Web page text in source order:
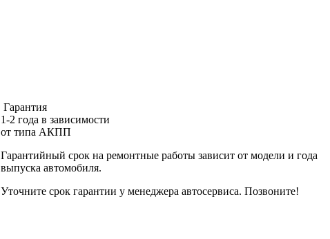
Гарантия
1-2 года в зависимости
от типа АКПП
Гарантийный срок на ремонтные работы зависит от модели и года
выпуска автомобиля.
Уточните срок гарантии у менеджера автосервиса. Позвоните!